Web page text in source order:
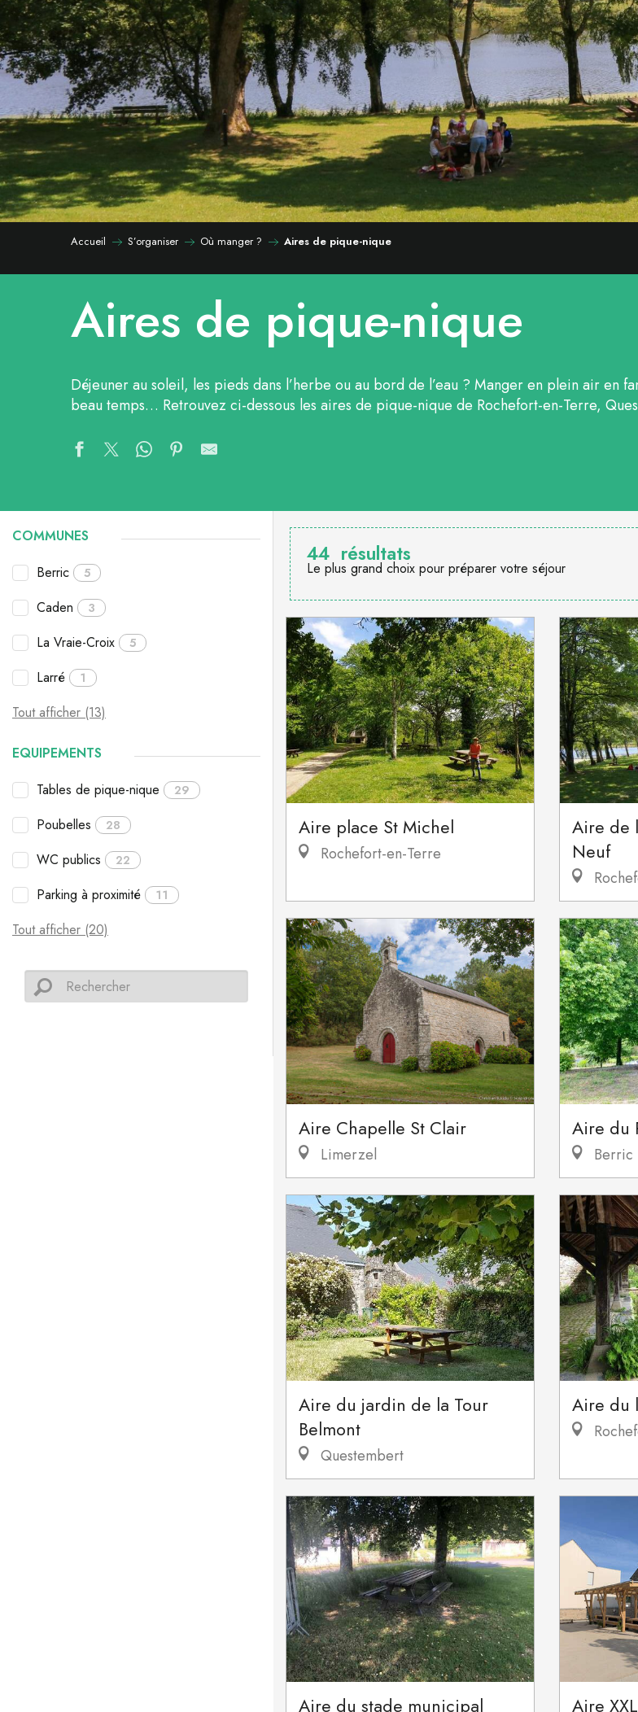
Accueil S’organiser Où manger ? Aires de pique-nique
Aires de pique-nique
Déjeuner au soleil, les pieds dans l’herbe ou au bord de l’eau ? Manger en plein air en
beau temps… Retrouvez ci-dessous les aires de pique-nique de Rochefort-en-Terre,
COMMUNES
Berric
5
Caden 3
La Vraie-Croix 5
Larré 1
Tout afficher (13)
EQUIPEMENTS
Tables de pique-nique
29
Poubelles 28
WC publics 22
Parking à proximité 11
Tout afficher (20)
44 résultats
Le plus grand choix pour préparer votre séjour
Aire place St Michel
Rochefort-en-Terre
Aire de
Neuf
Aire Chapelle St Clair
Limerzel
Aire du
Berric
Aire du jardin de la Tour
Belmont
Questembert
Aire du
Aire du stade municipal Aire